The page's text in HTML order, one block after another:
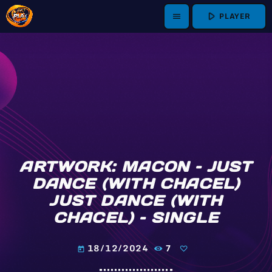
menu play_arrow PLAYER
ARTWORK: MACON – JUST
DANCE (WITH CHACEL)
JUST DANCE (WITH
CHACEL) – SINGLE
today 18/12/2024 7